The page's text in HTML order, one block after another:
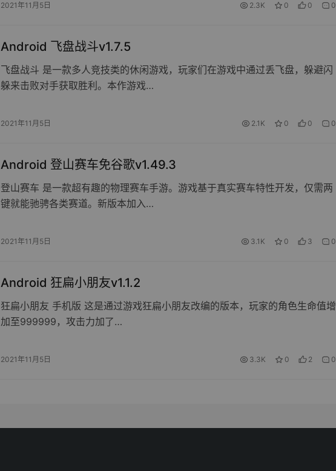
2021年11月5日 2.3K 0 0 0
Android 飞盘战斗v1.7.5
飞盘战斗 是一款多人竞技类的休闲游戏，玩家们在游戏中通过丢飞盘，躲避闪
躲来击败对手获取胜利。本作游戏…
2021年11月5日 2.1K 0 0 0
Android 登山赛车免谷歌v1.49.3
登山赛车 是一款超有趣的物理赛车手游。游戏基于真实赛车特性开发，仅需两
键就能驰骋各类赛道。新版本加入…
2021年11月5日 3.1K 0 3 0
Android 狂扁小朋友v1.1.2
狂扁小朋友 手机版 这是通过游戏狂扁小朋友改编的版本，玩家的角色生命值增
加至999999，攻击力加了…
2021年11月5日 3.3K 0 2 0